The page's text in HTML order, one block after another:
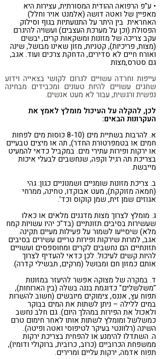
• ע"פ הרפואה ההודית המסורתית, עצירות היא
מאפיין של ואטה דושה (אלמנט אויר וחלל)
האחראית בין היתר על התנועתיות בגוף וסילוק
הפסולת (וכן על מערכת העצבים) ועשויה להיגרם
עקב צריכה של מזונות ומשקאות קרים, יבשים
(מצות, פריכיות), קטניות, מזון שאינו מבושל, שינה
ואורח חיים לא סדירים, הדחקת צרכים ועוד. אגב,
גם סטרס,מצות
עייפות וחרדה עשויים לגרום לקושי בצאייה וידוע
שחגים עשויים להיות טעונים ומכבידים מבחינה
נפשית ורגשית, עבור לא מעט אנשים.
לכן, להקלה על העיכול מומלץ לאמץ את
העקרונות הבאים:
א. להרבות בשתיית מים (8-10 כוסות מים לפחות
חמים או בטמפרטורת החדר), תה או מיצים טבעיים
או ירקות ופירות עתירי מים. במקביל כדאי להמעיט
בצריכת תה רגיל וקפה, שנחשבים לבעלי איכות
מייבשת.
ב. צריכת מזונות שומניים ושמנוניים כגון: גהי
(חמאה מזוקקת), מעט אבוקדו, טחינה, ממרחי
אגוזים שמן זית, שמן קוקוס וכד'.
ג. מומלץ לצרוך מצות מדגנים מלאים או כאלו
שעשירות בסיבים תזונתיים (בד"כ יהיו עשויות קמח
מלא) שיסייעו לשמור על פעילות מעיים תקינה.
אגב, למרות שירקות ופירות טריים עשירים בסיבים
תזונתיים הם נחשבים לקרים ומחוספסים ועשויים
להיות קשים לעיכול. לכן כדאי להעדיף לצרוך
אותם כמזון חם ומבושל (מרקים, תבשילי קדרה).
ד. במקרה של מצוקה אפשר להיעזר במזונות
"משלשלים" כדוגמת בננה בשלה (בין הארוחות),
תפוח עץ, אננס, צימוקים מיובשים (חשוב להשרות
במים ללילה – ניתן לשתות את המים בבוקר
ולאכול את הפירות במהלך היום). גם חלב נחשב
כמשלשל ומומלץ לשתות אותו לאחר חימום טרם
השינה (רלוונטי בעיקר לטיפוסי ואטה ופיטה).
ה. השתדלו להימנע או להפחית בצריכת ירקות
ממשפחת הכרוביים (כרוב, כרובית, ברוקולי ודומיו),
תפוח אדמה, ירקות עליים ומרירים.